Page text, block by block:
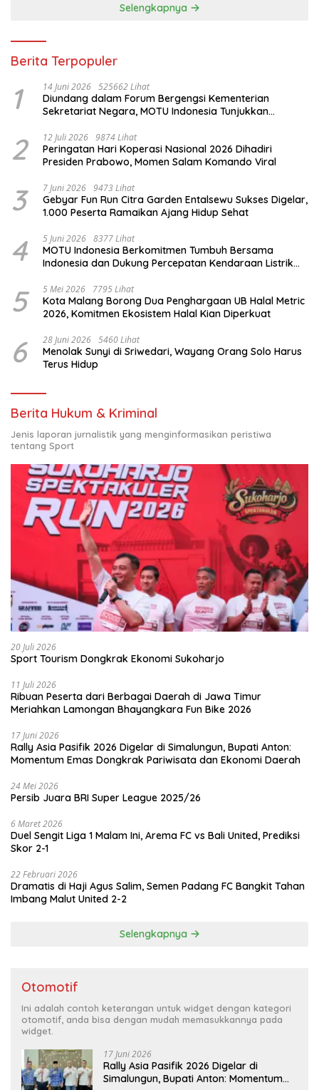
Selengkapnya
Berita Terpopuler
1 14 Juni 2026 525662 Lihat
Diundang dalam Forum Bergengsi Kementerian
Sekretariat Negara, MOTU Indonesia Tunjukkan
2 12 Juli 2026 9874 Lihat
Peringatan Hari Koperasi Nasional 2026 Dihadiri
Presiden Prabowo, Momen Salam Komando Viral
3 7 Juni 2026 9473 Lihat
Gebyar Fun Run Citra Garden Entalsewu Sukses Digelar,
1.000 Peserta Ramaikan Ajang Hidup Sehat
4 5 Juni 2026 8377 Lihat
MOTU Indonesia Berkomitmen Tumbuh Bersama
Indonesia dan Dukung Percepatan Kendaraan Listrik
5 5 Mei 2026 7795 Lihat
Kota Malang Borong Dua Penghargaan UB Halal Metric
2026, Komitmen Ekosistem Halal Kian Diperkuat
6 28 Juni 2026 5460 Lihat
Menolak Sunyi di Sriwedari, Wayang Orang Solo Harus
Terus Hidup
Berita Hukum & Kriminal
Jenis laporan jurnalistik yang menginformasikan peristiwa
tentang Sport
20 Juli 2026
Sport Tourism Dongkrak Ekonomi Sukoharjo
11 Juli 2026
Ribuan Peserta dari Berbagai Daerah di Jawa Timur
Meriahkan Lamongan Bhayangkara Fun Bike 2026
17 Juni 2026
Rally Asia Pasifik 2026 Digelar di Simalungun, Bupati Anton:
Momentum Emas Dongkrak Pariwisata dan Ekonomi Daerah
24 Mei 2026
Persib Juara BRI Super League 2025/26
6 Maret 2026
Duel Sengit Liga 1 Malam Ini, Arema FC vs Bali United, Prediksi
Skor 2-1
22 Februari 2026
Dramatis di Haji Agus Salim, Semen Padang FC Bangkit Tahan
Imbang Malut United 2-2
Selengkapnya
Otomotif
Ini adalah contoh keterangan untuk widget dengan kategori
otomotif, anda bisa dengan mudah memasukkannya pada
widget.
17 Juni 2026
Rally Asia Pasifik 2026 Digelar di
Simalungun, Bupati Anton: Momentum